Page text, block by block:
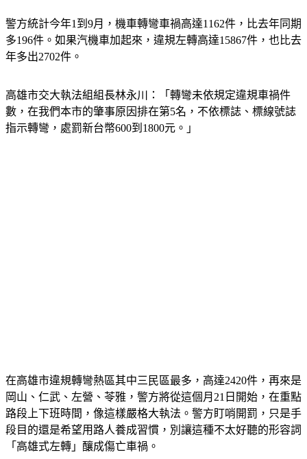
警方統計今年1到9月，機車轉彎車禍高達1162件，比去年同期
多196件。如果汽機車加起來，違規左轉高達15867件，也比去
年多出2702件。
高雄市交大執法組組長林永川：「轉彎未依規定違規車禍件
數，在我們本市的肇事原因排在第5名，不依標誌、標線號誌
指示轉彎，處罰新台幣600到1800元。」
在高雄市違規轉彎熱區其中三民區最多，高達2420件，再來是
岡山、仁武、左營、苓雅，警方將從這個月21日開始，在重點
路段上下班時間，像這樣嚴格大執法。警方盯哨開罰，只是手
段目的還是希望用路人養成習慣，別讓這種不太好聽的形容詞
「高雄式左轉」釀成傷亡車禍。